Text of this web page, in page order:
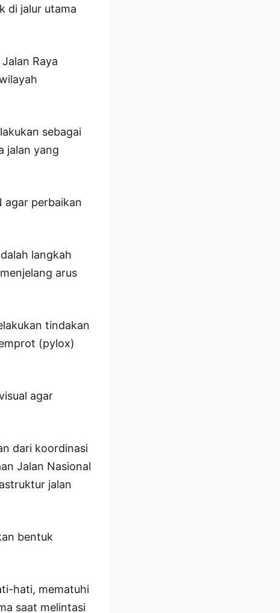
di jalur utama
Raya
sebagai
jalan yang
agar perbaikan
langkah
arus
tindakan
(pylox)
agar
dari koordinasi
Jalan Nasional
jalan
bentuk
hati, mematuhi
saat melintasi